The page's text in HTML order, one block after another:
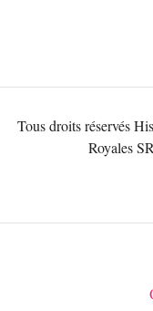
Tous droits réservés
Royales